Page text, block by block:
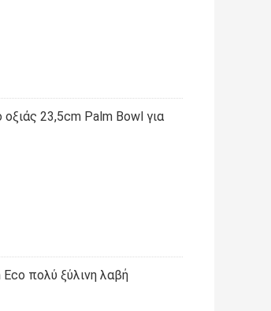
23,5cm Palm Bowl για
πολύ ξύλινη λαβή